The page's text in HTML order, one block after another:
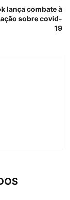
lança combate à
sobre covid-
19